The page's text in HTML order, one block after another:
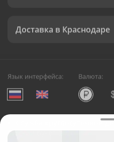
Доставка в Краснодаре
Язык интерфейса: Валюта:
Служба круглосуточной
Русский Букет, 2026